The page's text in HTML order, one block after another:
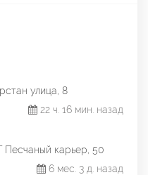
улица, 8
22 ч. 16 мин. назад
Песчаный карьер, 50
6 мес. 3 д. назад